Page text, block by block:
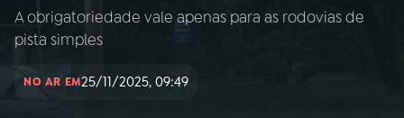
AO VIVO
INÍCIO
A obrigatoriedade vale apenas para as rodovias de
pista simples
NO AR EM25/11/2025, 09:49